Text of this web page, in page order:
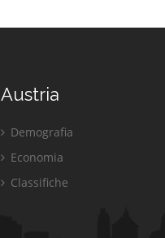
Austria
Demografia
Economia
Classifiche